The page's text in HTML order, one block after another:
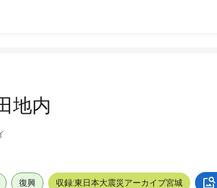
地内
復興 収録:東日本大震災アーカイブ宮城